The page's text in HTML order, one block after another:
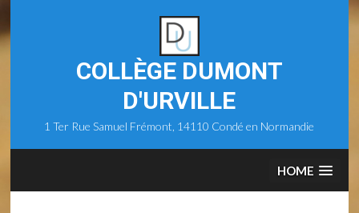
content
COLLÈGE DUMONT
D'URVILLE
1 Ter Rue Samuel Frémont, 14110 Condé en Normandie
HOME